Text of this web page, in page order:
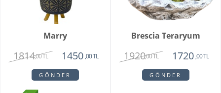
Marry
1814,00 TL 1450 ,00 TL
GÖNDER
Brescia Teraryum
1920,00 TL 1720 ,00 TL
GÖNDER